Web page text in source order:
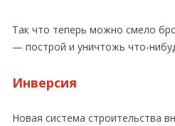
Так что теперь можно смело
— построй и уничтожь что-
Инверсия
Новая система строительства